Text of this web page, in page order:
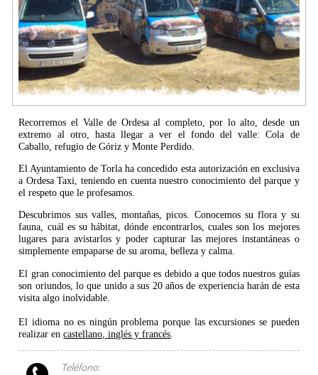
Recorremos el Valle de Ordesa al completo, por lo alto, desde un
extremo al otro, hasta llegar a ver el fondo del valle: Cola de
Caballo, refugio de Góriz y Monte Perdido.
El Ayuntamiento de Torla ha concedido esta autorización en exclusiva
a Ordesa Taxi, teniendo en cuenta nuestro conocimiento del parque y
el respeto que le profesamos.
Descubrimos sus valles, montañas, picos. Conocemos su flora y su
fauna, cuál es su hábitat, dónde encontrarlos, cuales son los mejores
lugares para avistarlos y poder capturar las mejores instantáneas o
simplemente empaparse de su aroma, belleza y calma.
El gran conocimiento del parque es debido a que todos nuestros guías
son oriundos, lo que unido a sus 20 años de experiencia harán de esta
visita algo inolvidable.
El idioma no es ningún problema porque las excursiones se pueden
realizar encastellano, inglés y francés
Teléfono: